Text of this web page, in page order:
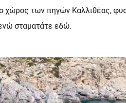
χώρος των πηγών Καλλιθέας,
σταματάτε εδώ.